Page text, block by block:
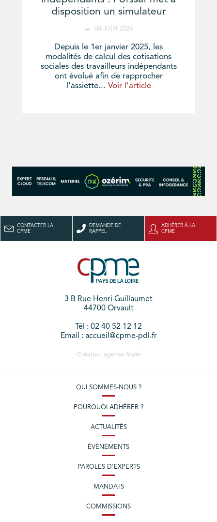
disposition un simulateur
04 JUIN 2026
Depuis le 1er janvier 2025, les
modalités de calcul des cotisations
sociales des travailleurs indépendants
ont évolué afin de rapprocher
l'assiette... Voir l'article
CONTACTER LA
CPME
DEMANDE DE
RAPPEL
ADHÉRER À LA
CPME
3 B Rue Henri Guillaumet
44700 Orvault
Tél : 02 40 52 12 12
Email : accueil@cpme-pdl.fr
Création agence Stafe
QUI SOMMES-NOUS ?
POURQUOI ADHÉRER ?
ACTUALITÉS
ÉVÈNEMENTS
PAROLES D’EXPERTS
MANDATS
COMMISSIONS